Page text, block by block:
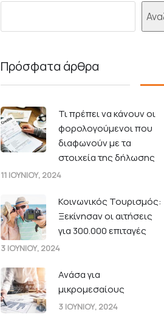
Πρόσφατα άρθρα
Τι πρέπει να κάνουν οι
φορολογούμενοι που
διαφωνούν με τα
στοιχεία της δήλωσης
11 ΙΟΥΝΙΟΥ, 2024
Κοινωνικός Τουρισμός:
Ξεκίνησαν οι αιτήσεις
για 300.000 επιταγές
3 ΙΟΥΝΙΟΥ, 2024
Ανάσα για
μικρομεσαίους
3 ΙΟΥΝΙΟΥ, 2024